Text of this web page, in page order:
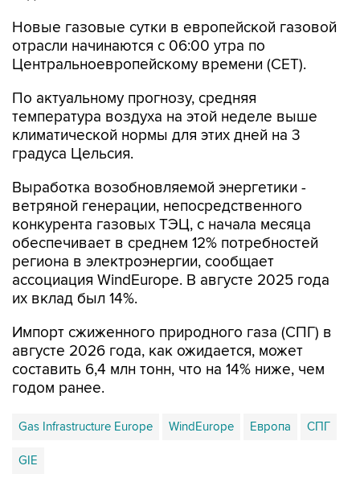
Новые газовые сутки в европейской газовой
отрасли начинаются c 06:00 утра по
Центральноевропейскому времени (CET).
По актуальному прогнозу, средняя
температура воздуха на этой неделе выше
климатической нормы для этих дней на 3
градуса Цельсия.
Выработка возобновляемой энергетики -
ветряной генерации, непосредственного
конкурента газовых ТЭЦ, с начала месяца
обеспечивает в среднем 12% потребностей
региона в электроэнергии, сообщает
ассоциация WindEurope. В августе 2025 года
их вклад был 14%.
Импорт сжиженного природного газа (СПГ) в
августе 2026 года, как ожидается, может
составить 6,4 млн тонн, что на 14% ниже, чем
годом ранее.
Gas Infrastructure Europe WindEurope Европа СПГ
GIE